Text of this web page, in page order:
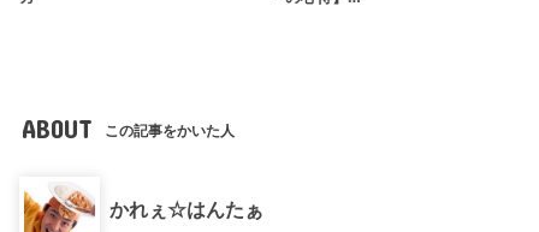
ABOUT この記事をかいた人
かれぇ☆はんたぁ